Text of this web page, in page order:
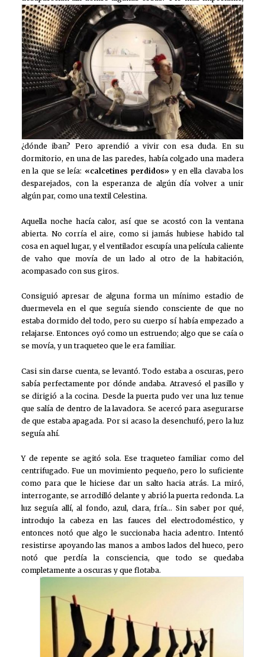
¿dónde iban? Pero aprendió a vivir con esa duda. En su
dormitorio, en una de las paredes, había colgado una madera
en la que se leía: «calcetines perdidos» y en ella clavaba los
desparejados, con la esperanza de algún día volver a unir
algún par, como una textil Celestina.
Aquella noche hacía calor, así que se acostó con la ventana
abierta. No corría el aire, como si jamás hubiese habido tal
cosa en aquel lugar, y el ventilador escupía una película caliente
de vaho que movía de un lado al otro de la habitación,
acompasado con sus giros.
Consiguió apresar de alguna forma un mínimo estadio de
duermevela en el que seguía siendo consciente de que no
estaba dormido del todo, pero su cuerpo sí había empezado a
relajarse. Entonces oyó como un estruendo; algo que se caía o
se movía, y un traqueteo que le era familiar.
Casi sin darse cuenta, se levantó. Todo estaba a oscuras, pero
sabía perfectamente por dónde andaba. Atravesó el pasillo y
se dirigió a la cocina. Desde la puerta pudo ver una luz tenue
que salía de dentro de la lavadora. Se acercó para asegurarse
de que estaba apagada. Por si acaso la desenchufó, pero la luz
seguía ahí.
Y de repente se agitó sola. Ese traqueteo familiar como del
centrifugado. Fue un movimiento pequeño, pero lo suficiente
como para que le hiciese dar un salto hacia atrás. La miró,
interrogante, se arrodilló delante y abrió la puerta redonda. La
luz seguía allí, al fondo, azul, clara, fría… Sin saber por qué,
introdujo la cabeza en las fauces del electrodoméstico, y
entonces notó que algo le succionaba hacia adentro. Intentó
resistirse apoyando las manos a ambos lados del hueco, pero
notó que perdía la consciencia, que todo se quedaba
completamente a oscuras y que flotaba.